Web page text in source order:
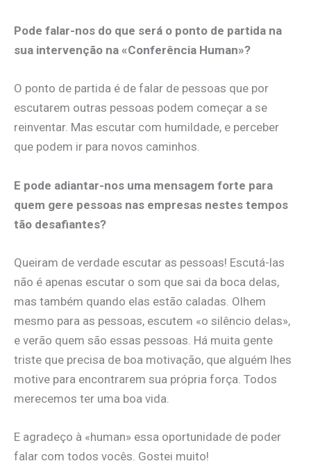
Pode falar-nos do que será o ponto de partida na
sua intervenção na «Conferência Human»?
O ponto de partida é de falar de pessoas que por
escutarem outras pessoas podem começar a se
reinventar. Mas escutar com humildade, e perceber
que podem ir para novos caminhos.
E pode adiantar-nos uma mensagem forte para
quem gere pessoas nas empresas nestes tempos
tão desafiantes?
Queiram de verdade escutar as pessoas! Escutá-las
não é apenas escutar o som que sai da boca delas,
mas também quando elas estão caladas. Olhem
mesmo para as pessoas, escutem «o silêncio delas»,
e verão quem são essas pessoas. Há muita gente
triste que precisa de boa motivação, que alguém lhes
motive para encontrarem sua própria força. Todos
merecemos ter uma boa vida.
E agradeço à «human» essa oportunidade de poder
falar com todos vocês. Gostei muito!